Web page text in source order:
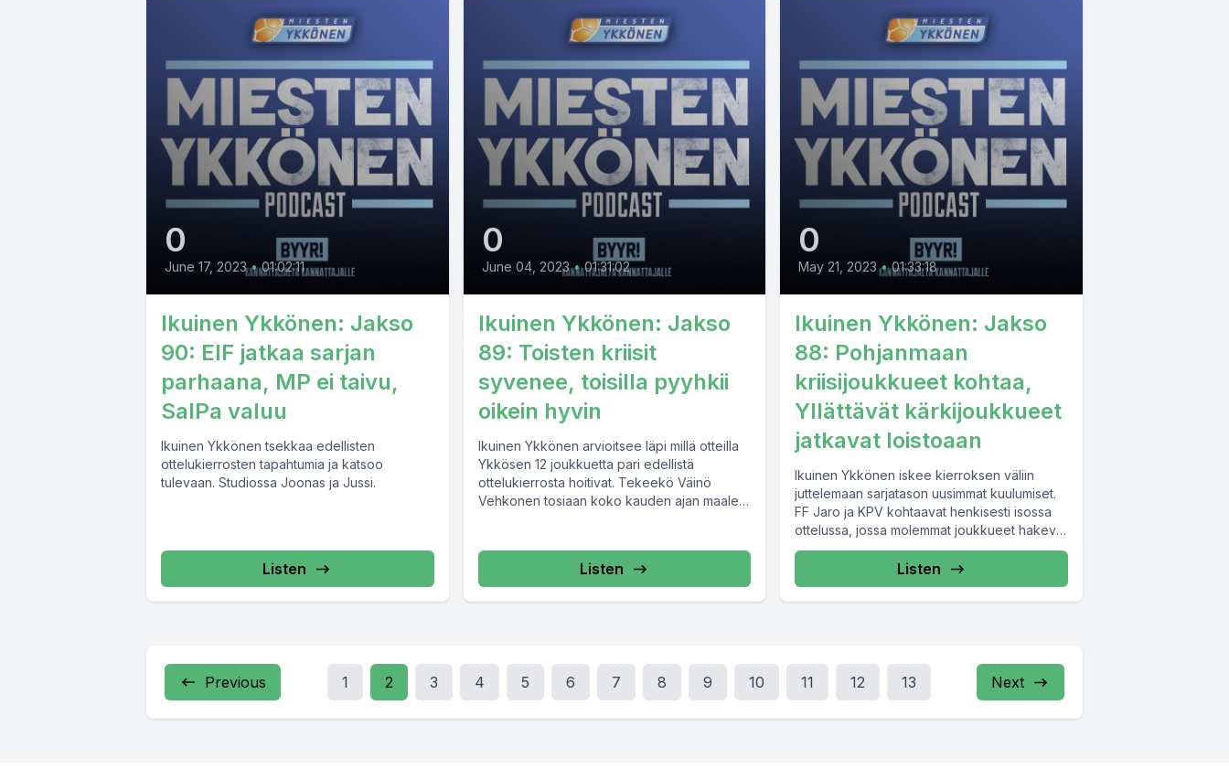
0
June 17, 2023 • 01:02:11
Ikuinen Ykkönen: Jakso
90: EIF jatkaa sarjan
parhaana, MP ei taivu,
SalPa valuu
Ikuinen Ykkönen tsekkaa edellisten
ottelukierrosten tapahtumia ja katsoo
tulevaan. Studiossa Joonas ja Jussi.
Listen
0
June 04, 2023 • 01:31:02
Ikuinen Ykkönen: Jakso
89: Toisten kriisit
syvenee, toisilla pyyhkii
oikein hyvin
Ikuinen Ykkönen arvioitsee läpi millä otteilla
Ykkösen 12 joukkuetta pari edellistä
ottelukierrosta hoitivat. Tekeekö Väinö
Vehkonen tosiaan koko kauden ajan maaleja
Listen
0
May 21, 2023 • 01:33:18
Ikuinen Ykkönen: Jakso
88: Pohjanmaan
kriisijoukkueet kohtaa,
Yllättävät kärkijoukkueet
jatkavat loistoaan
Ikuinen Ykkönen iskee kierroksen väliin
juttelemaan sarjatason uusimmat kuulumiset.
FF Jaro ja KPV kohtaavat henkisesti isossa
ottelussa, jossa molemmat joukkueet hakevat
kipeästi voittoa. Edit....
Listen
Previous 1 2 3 4 5 6 7 8 9 10 11 12 13 Next